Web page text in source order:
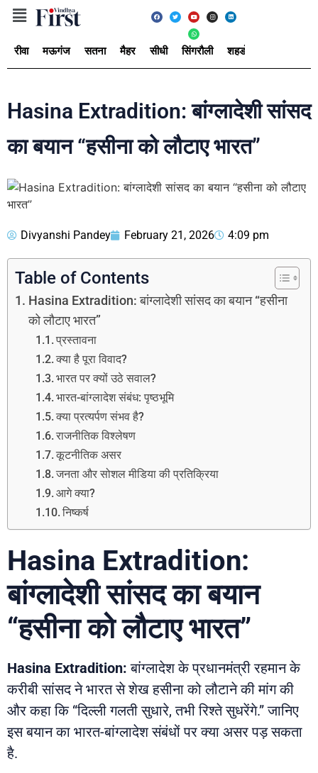
रीवा मऊगंज सतना मैहर सीधी सिंगरौली शहडोल
Hasina Extradition: बांग्लादेशी सांसद
का बयान “हसीना को लौटाए भारत”
Divyanshi Pandey February 21, 2026 4:09 pm
Table of Contents
Hasina Extradition: बांग्लादेशी सांसद का बयान “हसीना
को लौटाए भारत”
प्रस्तावना
क्या है पूरा विवाद?
भारत पर क्यों उठे सवाल?
भारत-बांग्लादेश संबंध: पृष्ठभूमि
क्या प्रत्यर्पण संभव है?
राजनीतिक विश्लेषण
कूटनीतिक असर
जनता और सोशल मीडिया की प्रतिक्रिया
आगे क्या?
निष्कर्ष
Hasina Extradition:
बांग्लादेशी सांसद का बयान
“हसीना को लौटाए भारत”
Hasina Extradition: बांग्लादेश के प्रधानमंत्री रहमान के
करीबी सांसद ने भारत से शेख हसीना को लौटाने की मांग की
और कहा कि “दिल्ली गलती सुधारे, तभी रिश्ते सुधरेंगे.” जानिए
इस बयान का भारत-बांग्लादेश संबंधों पर क्या असर पड़ सकता
है.